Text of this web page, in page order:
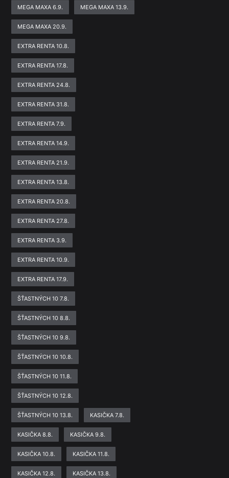
MEGA MAXA 6.9. MEGA MAXA 13.9.
MEGA MAXA 20.9.
EXTRA RENTA 10.8.
EXTRA RENTA 17.8.
EXTRA RENTA 24.8.
EXTRA RENTA 31.8.
EXTRA RENTA 7.9.
EXTRA RENTA 14.9.
EXTRA RENTA 21.9.
EXTRA RENTA 13.8.
EXTRA RENTA 20.8.
EXTRA RENTA 27.8.
EXTRA RENTA 3.9.
EXTRA RENTA 10.9.
EXTRA RENTA 17.9.
ŠŤASTNÝCH 10 7.8.
ŠŤASTNÝCH 10 8.8.
ŠŤASTNÝCH 10 9.8.
ŠŤASTNÝCH 10 10.8.
ŠŤASTNÝCH 10 11.8.
ŠŤASTNÝCH 10 12.8.
ŠŤASTNÝCH 10 13.8. KASIČKA 7.8.
KASIČKA 8.8. KASIČKA 9.8.
KASIČKA 10.8. KASIČKA 11.8.
KASIČKA 12.8. KASIČKA 13.8.